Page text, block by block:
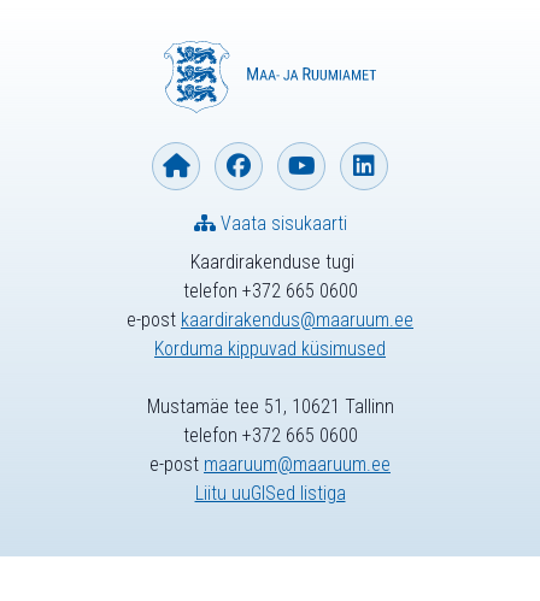
Kaardirakenduse tugi
telefon +372 665 0600
e-post kaardirakendus@maaruum.ee
Korduma kippuvad küsimused
Vaata sisukaarti
Mustamäe tee 51, 10621 Tallinn
telefon +372 665 0600
e-post maaruum@maaruum.ee
Liitu uuGISed listiga